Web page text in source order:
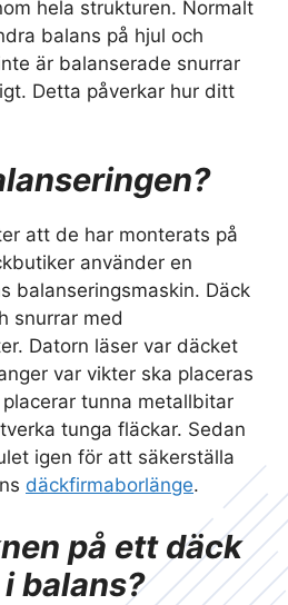
hela strukturen. Normalt
balans på hjul och
är balanserade snurrar
Detta påverkar hur ditt
att de har monterats på
använder en
balanseringsmaskin. Däck
snurrar med
Datorn läser var däcket
var vikter ska placeras
tunna metallbitar
tunga fläckar. Sedan
igen för att säkerställa
däckfirmaborlänge.
på ett däck
balans?